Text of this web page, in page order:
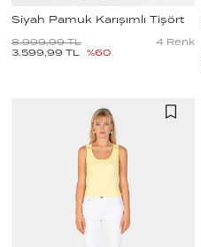
Siyah Pamuk Karışımlı Tişört
8.999,99 TL
3.599,99 TL %60
4 Renk